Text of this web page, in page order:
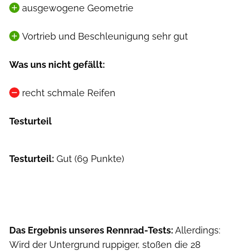
ausgewogene Geometrie
Vortrieb und Beschleunigung sehr gut
Was uns nicht gefällt:
recht schmale Reifen
Testurteil
Testurteil: Gut (69 Punkte)
Das Ergebnis unseres Rennrad-Tests:Allerdings:
Wird der Untergrund ruppiger, stoßen die 28